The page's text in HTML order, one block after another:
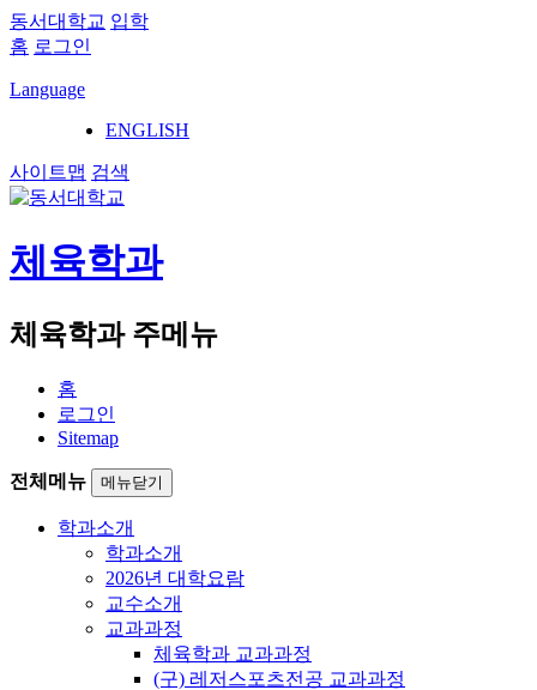
동서대학교 입학
홈 로그인
Language
ENGLISH
사이트맵 검색
체육학과
체육학과 주메뉴
홈
로그인
Sitemap
전체메뉴 메뉴닫기
학과소개
학과소개
2026년 대학요람
교수소개
교과과정
체육학과 교과과정
(구) 레저스포츠전공 교과과정